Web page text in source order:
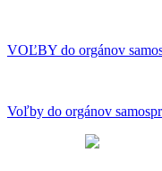
VOĽBY do orgánov
Voľby do orgánov